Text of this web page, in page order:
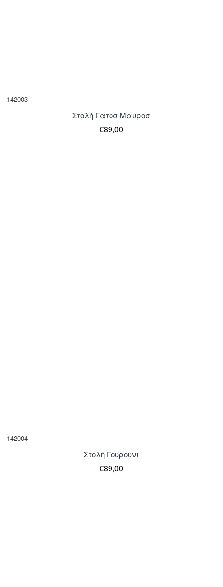
142003
Στολή Γατοσ Μαυροσ
€89,00
142004
Στολή Γουρουνι
€89,00